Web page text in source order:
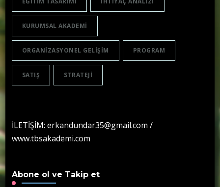
KURUMSAL AKADEMI
ORGANIZASYONEL GELIŞIM PROGRAM
SATIŞ STRATEJI
İLETİŞİM: erkandundar35@gmail.com /
www.tbsakademi.com
Abone ol ve Takip et